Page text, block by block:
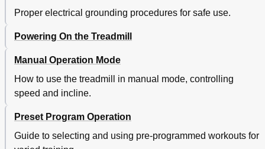
Proper electrical grounding procedures for safe use.
Powering On the Treadmill
Manual Operation Mode
How to use the treadmill in manual mode, controlling
speed and incline.
Preset Program Operation
Guide to selecting and using pre-programmed workouts for